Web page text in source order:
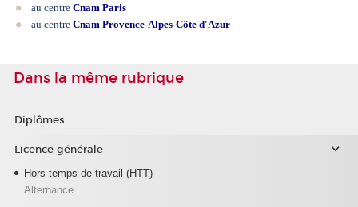
au centre Cnam Paris
au centre Cnam Provence-Alpes-Côte d'Azur
Dans la même rubrique
Diplômes
Licence générale
Hors temps de travail (HTT)
Alternance